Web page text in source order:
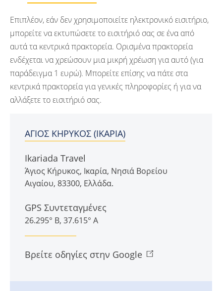
Επιπλέον, εάν δεν χρησιμοποιείτε ηλεκτρονικό εισιτήριο,
μπορείτε να εκτυπώσετε το εισιτήριό σας σε ένα από
αυτά τα κεντρικά πρακτορεία. Ορισμένα πρακτορεία
ενδέχεται να χρεώσουν μια μικρή χρέωση για αυτό (για
παράδειγμα 1 ευρώ). Μπορείτε επίσης να πάτε στα
κεντρικά πρακτορεία για γενικές πληροφορίες ή για να
αλλάξετε το εισιτήριό σας.
ΆΓΙΟΣ ΚΉΡΥΚΟΣ (ΙΚΑΡΊΑ)
Ikariada Travel
Άγιος Κήρυκος, Ικαρία, Νησιά Βορείου
Αιγαίου, 83300, Ελλάδα.
GPS Συντεταγμένες
26.295° Β, 37.615° Α
Βρείτε οδηγίες στην Google